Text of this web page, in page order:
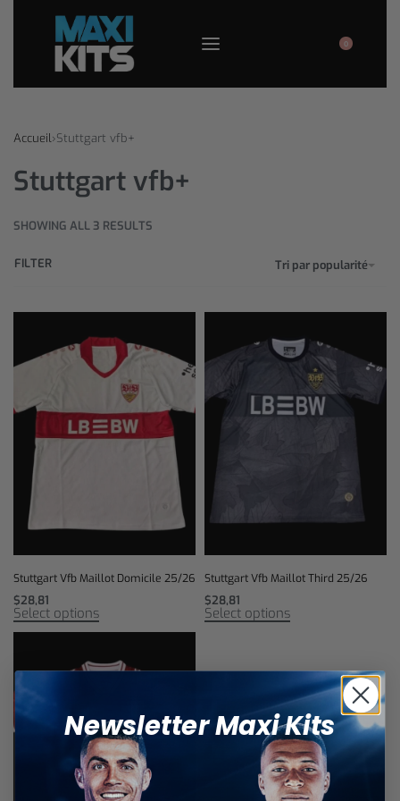
0
Accueil›Stuttgart vfb+
Stuttgart vfb+
SHOWING ALL 3 RESULTS
Tri par popularité
FILTER
Stuttgart Vfb Maillot Domicile 25/26
$28,81
Select options
Stuttgart Vfb Maillot Third 25/26
$28,81
Select options
Newsletter Maxi Kits